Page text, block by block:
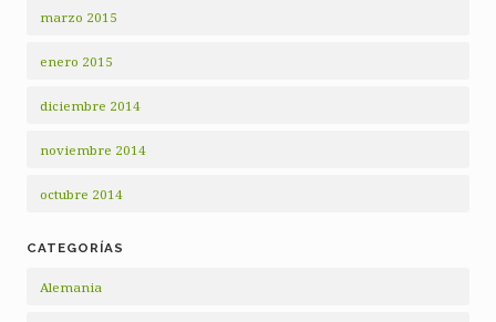
marzo 2015
enero 2015
diciembre 2014
noviembre 2014
octubre 2014
CATEGORÍAS
Alemania